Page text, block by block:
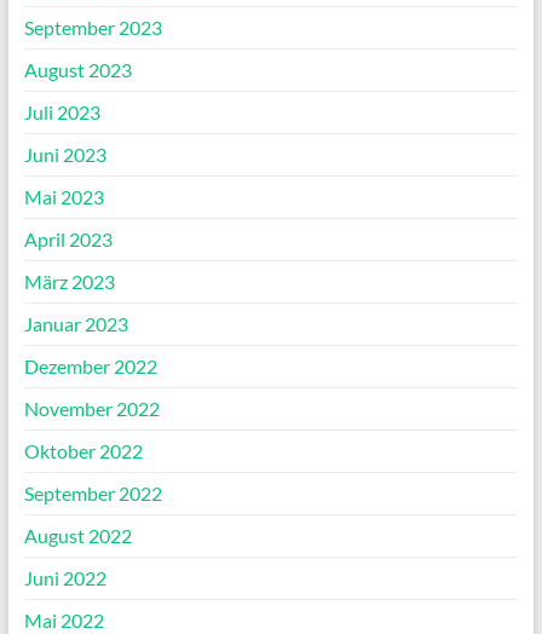
September 2023
August 2023
Juli 2023
Juni 2023
Mai 2023
April 2023
März 2023
Januar 2023
Dezember 2022
November 2022
Oktober 2022
September 2022
August 2022
Juni 2022
Mai 2022